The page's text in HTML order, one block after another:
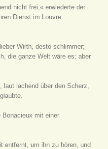
nicht frei,« erwiederte der
Dienst im Louvre
Wirth, desto schlimmer;
die ganze Welt wäre es; aber
laut lachend über den Scherz,
Bonacieux mit einer
entfernt, um ihn zu hören, und